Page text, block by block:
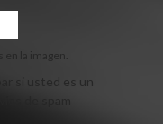
la imagen.
si usted es un
de spam